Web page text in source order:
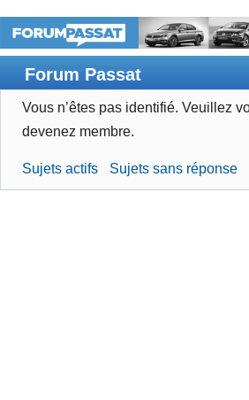
Forum Passat
Accueil
Devenir membre
Vous n’êtes pas identifié. Veuillez
devenez membre.
Sujets actifs Sujets sans réponse